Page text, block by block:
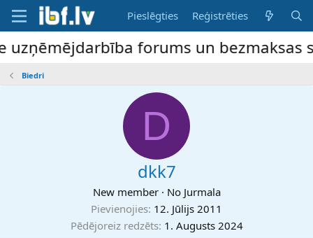
Pieslēgties Reģistrēties
forums un bezmaksas
Biedri
D
dkk7
New member · No Jurmala
Pievienojies 12. Jūlijs 2011
Pēdējoreiz redzēts 1. Augusts 2024